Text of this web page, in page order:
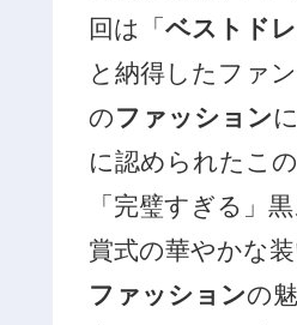
回は「 ベストド
と納得したファ
のファッション
に認められたこ
「完璧すぎる」
賞式の華やかな
ファッションの